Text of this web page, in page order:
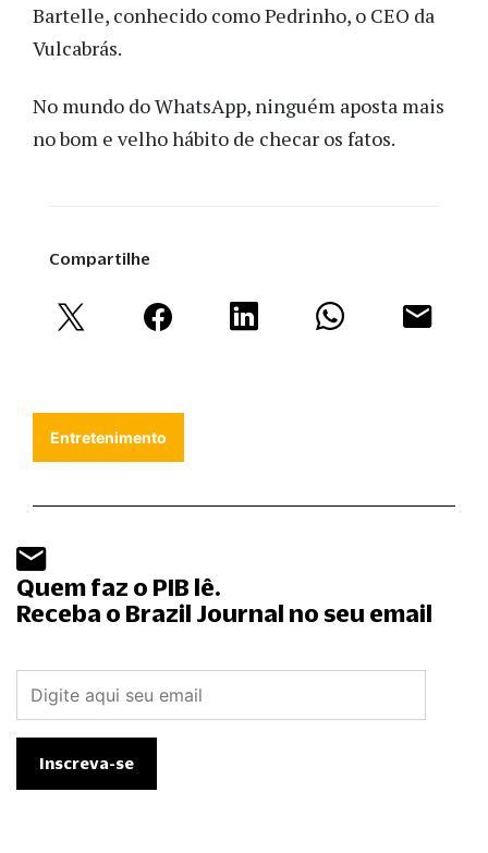
Bartelle, conhecido como Pedrinho, o CEO da
Vulcabrás.
No mundo do WhatsApp, ninguém aposta mais
no bom e velho hábito de checar os fatos.
Compartilhe
Entretenimento
Quem faz o PIB lê.
Receba o Brazil Journal no seu email